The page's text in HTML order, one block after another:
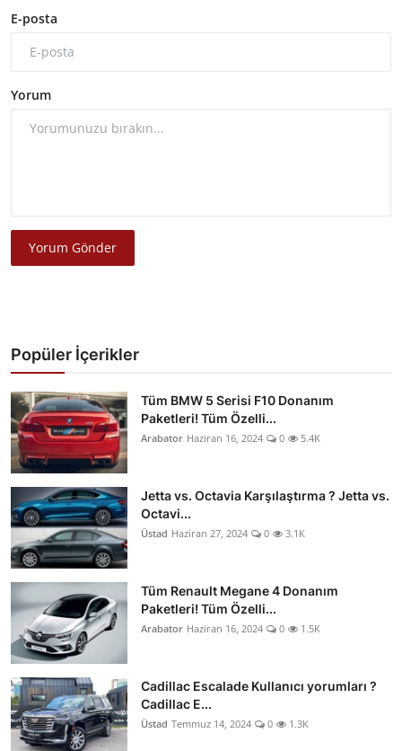
E-posta
Yorum
Yorum Gönder
Popüler İçerikler
Tüm BMW 5 Serisi F10 Donanım
Paketleri! Tüm Özelli...
Arabator Haziran 16, 2024 0 5.4K
Jetta vs. Octavia Karşılaştırma ? Jetta vs.
Octavi...
Üstad Haziran 27, 2024 0 3.1K
Tüm Renault Megane 4 Donanım
Paketleri! Tüm Özelli...
Arabator Haziran 16, 2024 0 1.5K
Cadillac Escalade Kullanıcı yorumları ?
Cadillac E...
Üstad Temmuz 14, 2024 0 1.3K